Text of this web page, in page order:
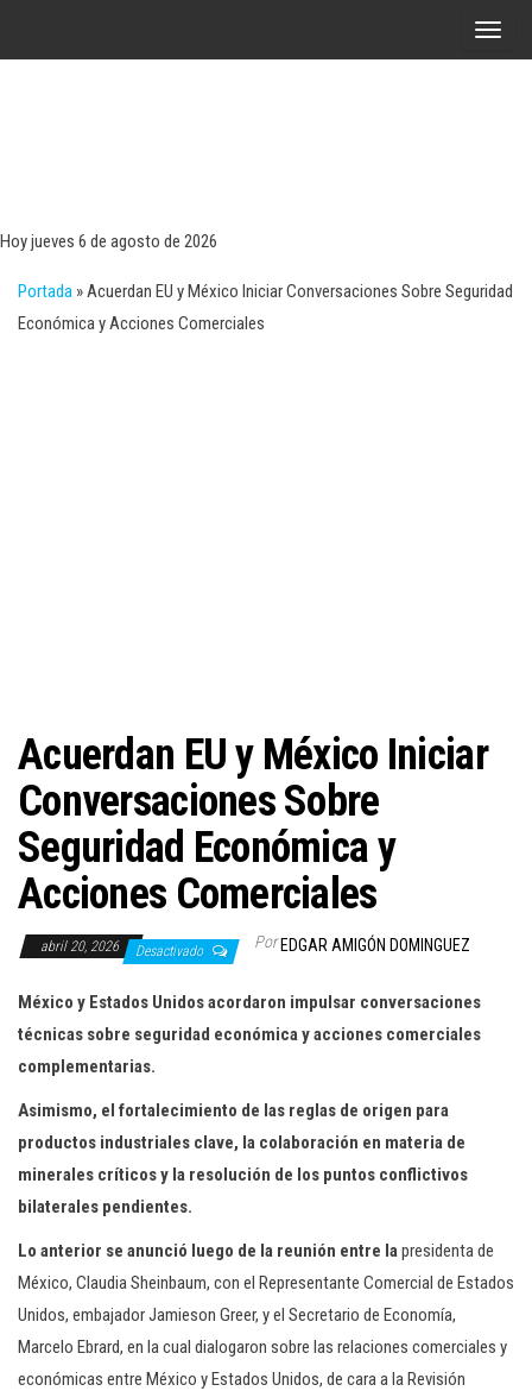
A
l
Hoy jueves 6 de agosto de 2026
Portada »Acuerdan EU y México Iniciar Conversaciones Sobre Seguridad
Económica y Acciones Comerciales
Acuerdan EU y México Iniciar
Conversaciones Sobre
Seguridad Económica y
Acciones Comerciales
abril 20, 2026 Desactivado Por EDGAR AMIGÓN DOMINGUEZ
México y Estados Unidos acordaron impulsar conversaciones
técnicas sobre seguridad económica y acciones comerciales
complementarias.
Asimismo, el fortalecimiento de las reglas de origen para
productos industriales clave, la colaboración en materia de
minerales críticos y la resolución de los puntos conflictivos
bilaterales pendientes.
Lo anterior se anunció luego de la reunión entre lapresidenta de
México, Claudia Sheinbaum, con el Representante Comercial de Estados
Unidos, embajador Jamieson Greer, y el Secretario de Economía,
Marcelo Ebrard, en la cual dialogaron sobre las relaciones comerciales y
económicas entre México y Estados Unidos, de cara a la Revisión